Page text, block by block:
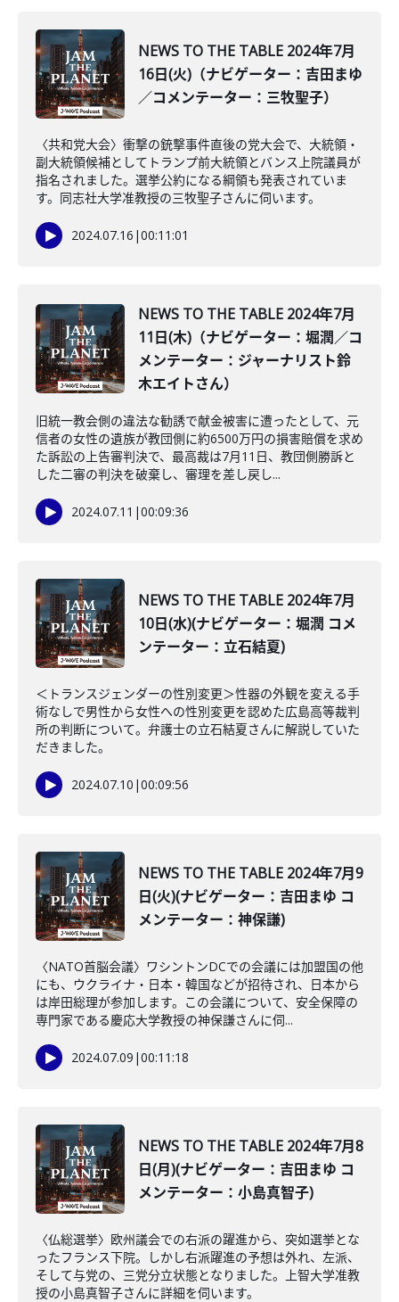
NEWS TO THE TABLE 2024年7月
16日(火)（ナビゲーター：吉田まゆ
／コメンテーター：三牧聖子）
〈共和党大会〉衝撃の銃撃事件直後の党大会で、大統領・
副大統領候補としてトランプ前大統領とバンス上院議員が
指名されました。選挙公約になる綱領も発表されていま
す。同志社大学准教授の三牧聖子さんに伺います。
2024.07.16 |00:11:01
NEWS TO THE TABLE 2024年7月
11日(木)（ナビゲーター：堀潤／コ
メンテーター：ジャーナリスト鈴
木エイトさん）
旧統一教会側の違法な勧誘で献金被害に遭ったとして、元
信者の女性の遺族が教団側に約6500万円の損害賠償を求め
た訴訟の上告審判決で、最高裁は7月11日、教団側勝訴と
した二審の判決を破棄し、審理を差し戻し...
2024.07.11 |00:09:36
NEWS TO THE TABLE 2024年7月
10日(水)(ナビゲーター：堀潤 コメ
ンテーター：立石結夏)
＜トランスジェンダーの性別変更＞性器の外観を変える手
術なしで男性から女性への性別変更を認めた広島高等裁判
所の判断について。弁護士の立石結夏さんに解説していた
だきました。
2024.07.10 |00:09:56
NEWS TO THE TABLE 2024年7月9
日(火)(ナビゲーター：吉田まゆ コ
メンテーター：神保謙)
〈NATO首脳会議〉ワシントンDCでの会議には加盟国の他
にも、ウクライナ・日本・韓国などが招待され、日本から
は岸田総理が参加します。この会議について、安全保障の
専門家である慶応大学教授の神保謙さんに伺...
2024.07.09 |00:11:18
NEWS TO THE TABLE 2024年7月8
日(月)(ナビゲーター：吉田まゆ コ
メンテーター：小島真智子)
〈仏総選挙〉欧州議会での右派の躍進から、突如選挙とな
ったフランス下院。しかし右派躍進の予想は外れ、左派、
そして与党の、三党分立状態となりました。上智大学准教
授の小島真智子さんに詳細を伺います。